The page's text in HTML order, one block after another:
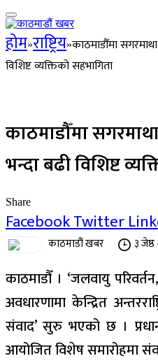
होम»राष्ट्रिय»काठमाडौँमा
विशिष्ट व्यक्तिको सहभागिता
काठमाडौँमा
भन्दा बढी विशिष्ट
Share
FacebookTwitter
काठमाडौं खबर ३
काठमाडौँ । ‘जलवायु
अवधारणामा केन्द्रित
संवाद’ सुरु भएको छ ।
आयोजित विशेष समारोहमा